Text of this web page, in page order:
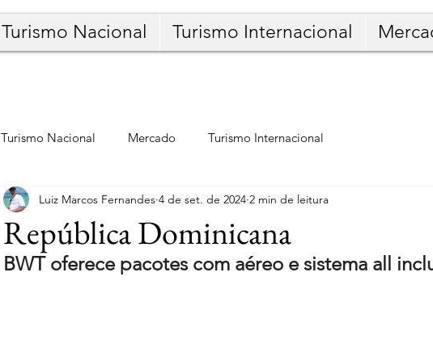
Turismo Nacional Turismo Internacional
Turismo Nacional Mercado Turismo Internacional
República Dominicana
Luiz Marcos Fernandes 4 de set. de 2024 2 min de leitura
BWT oferece pacotes com aéreo e sistema all